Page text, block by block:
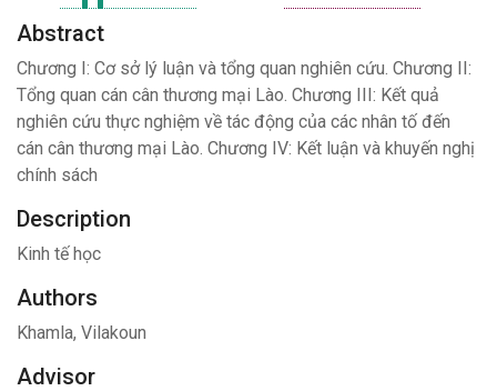
Abstract
Chương I: Cơ sở lý luận và tổng quan nghiên cứu. Chương II:
Tổng quan cán cân thương mại Lào. Chương III: Kết quả
nghiên cứu thực nghiệm về tác động của các nhân tố đến
cán cân thương mại Lào. Chương IV: Kết luận và khuyến nghị
chính sách
Description
Kinh tế học
Authors
Khamla, Vilakoun
Advisor